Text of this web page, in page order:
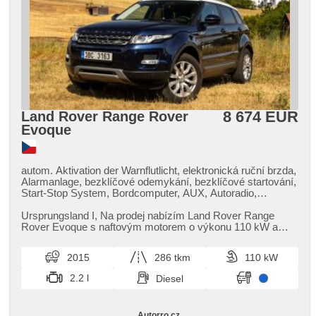
Land Rover Range Rover
Evoque
8 674 EUR
autom. Aktivation der Warnflutlicht, elektronická ruční brzda,
Alarmanlage, bezklíčové odemykání, bezklíčové startování,
Start-Stop System, Bordcomputer, AUX, Autoradio,
einstellbare Sitze, Heckscheibenwischer, täglich Leuchten,
Heck LED Leuchte, Alufelgen, El. Spiegel, beheizte Spiegel,
2-Zonen Klimaanlage, Beifahrerairbagdeaktivierung, CD-
Spieler, Zentralverriegelung mit Funkfernbedienung, Teilbare
Rücksitzbank, Tempomat, parkovací senzory zadní,
Außenthermometer, Servolenkung, Elektronisches
Ursprungsland I,​ Na prodej nabízím Land Rover Range
Rover Evoque s naftovým motorem o výkonu 110 kW a
2015 286 tkm
110 kW
2.2 l
Diesel